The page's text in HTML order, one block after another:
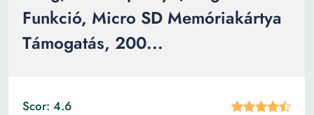
Funkció, Micro SD Memóriakártya
Támogatás, 200...
Scor: 4.6